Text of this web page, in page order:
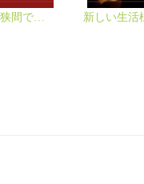
生と死、ぎりぎりの狭間で見つけ出す答えとは？